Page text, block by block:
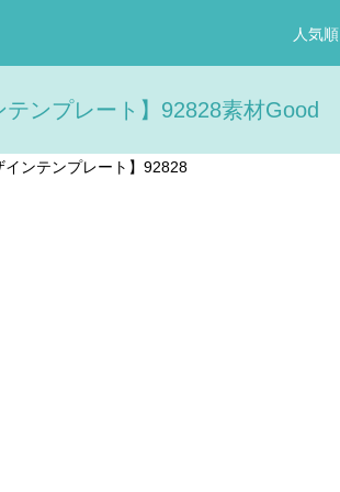
人気順
ンプレート】92828素材Good
ンテンプレート】92828